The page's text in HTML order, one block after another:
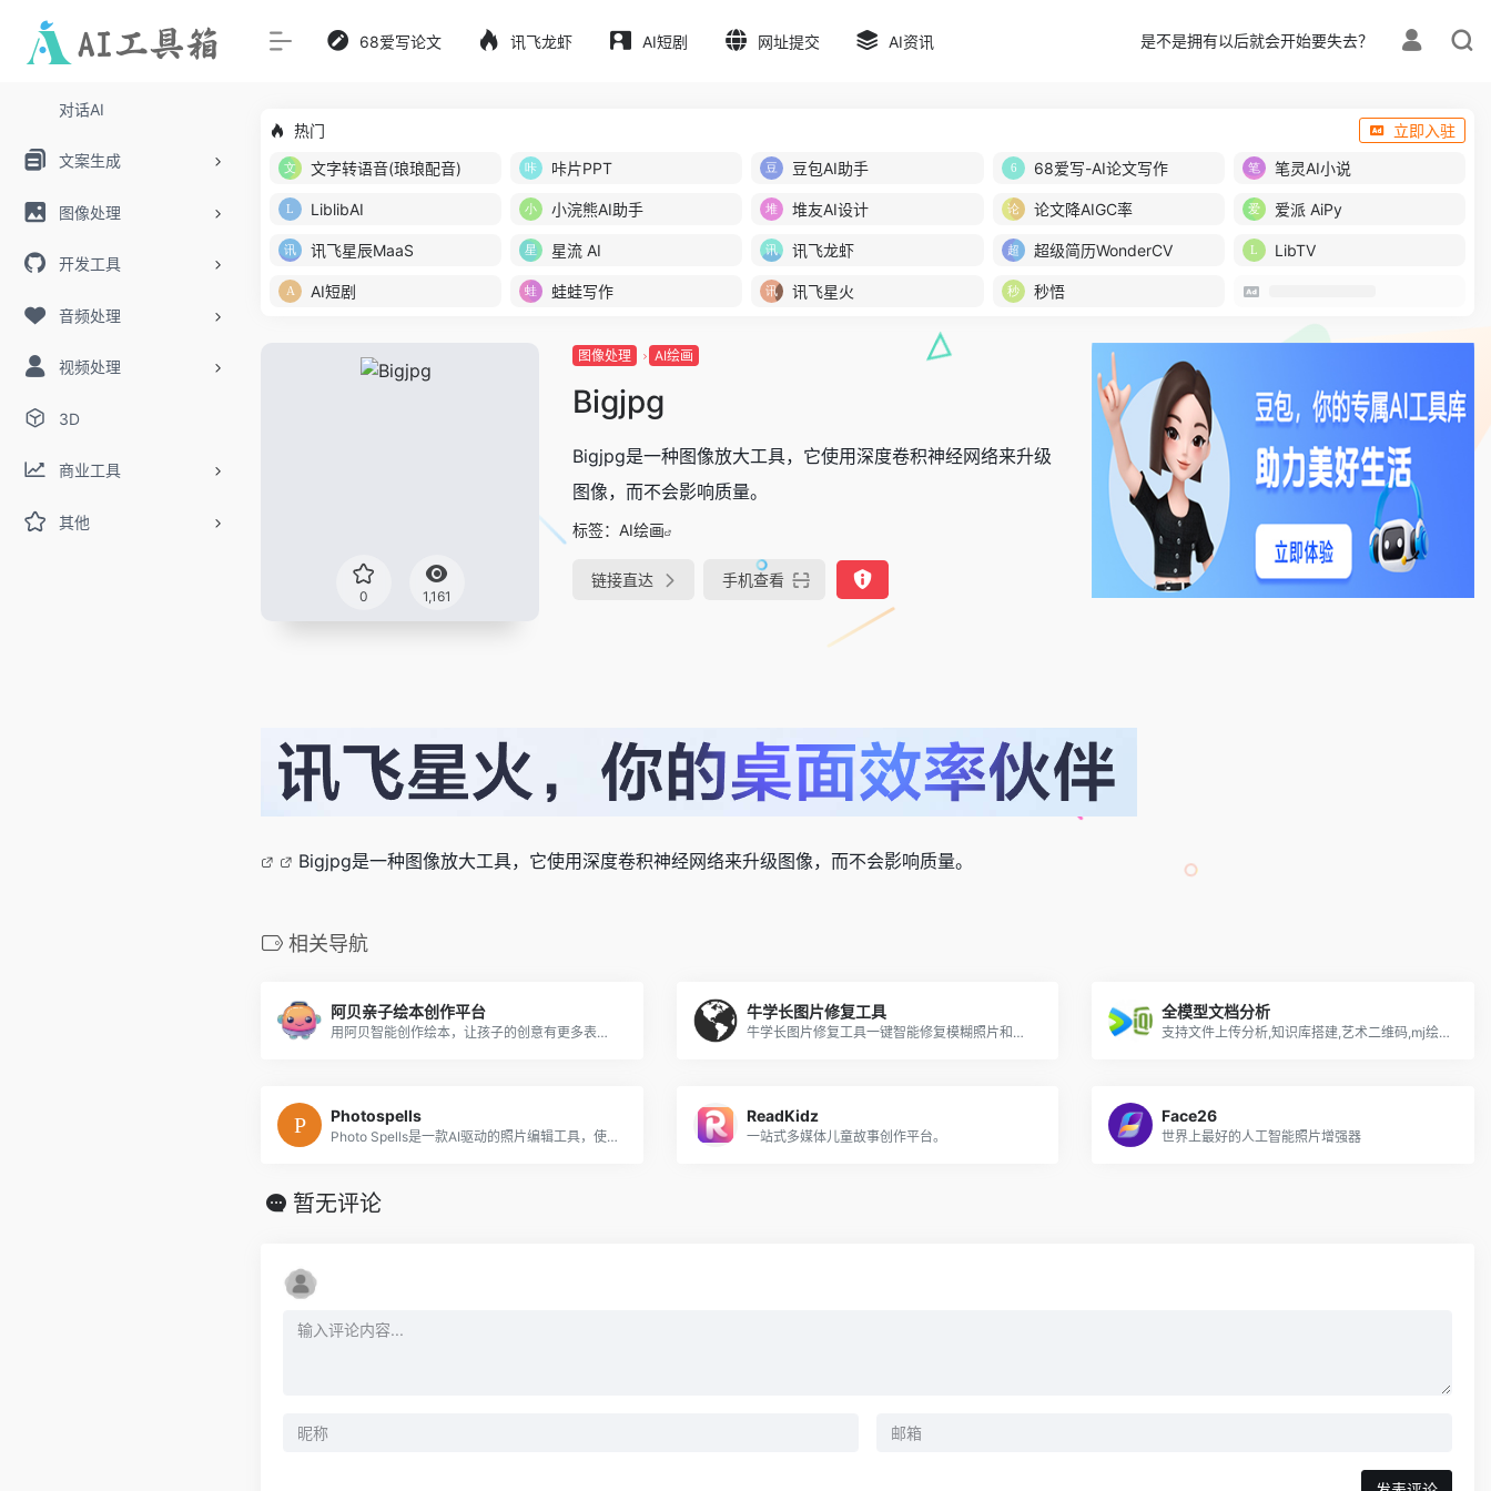
对话AI
文案生成
图像处理
开发工具
音频处理
视频处理
3D
商业工具
其他
68爱写论文 讯飞龙虾 AI短剧 网址提交 AI资讯 是不是拥有以后就会开始要失去？
热门
立即入驻
文字转语音(琅琅配音)
咔片PPT 豆包AI助手 68爱写-AI论文写作 笔灵AI小说
LiblibAI 小浣熊AI助手 堆友AI设计 论文降AIGC率 爱派 AiPy
讯飞星辰MaaS 星流 AI 讯飞龙虾 超级简历WonderCV LibTV
AI短剧 蛙蛙写作 讯飞星火 秒悟
0 1,161
图像处理 AI绘画
Bigjpg
Bigjpg是一种图像放大工具，它使用深度卷积神经网络来升级
图像，而不会影响质量。
标签： AI绘画
链接直达 手机查看
Bigjpg是一种图像放大工具，它使用深度卷积神经网络来升级图像，而不会影响质量。
相关导航
阿贝亲子绘本创作平台
用阿贝智能创作绘本，让孩子的创意有更多表现形式，让天马行空的想法更快实现；家长也可以把想讲的话在10分钟之内创作出一个绘本故事，讲给孩子听让亲子间的互动更加紧密
牛学长图片修复工具
牛学长图片修复工具一键智能修复模糊照片和破损老照片，低像素马赛克图片高清修复。
全模型文档分析
支持文件上传分析,知识库搭建,艺术二维码,mj绘画
Photospells
Photo Spells是一款AI驱动的照片编辑工具，使用户能够专业地编辑照片，而无需广泛的照片编辑知识。
ReadKidz
一站式多媒体儿童故事创作平台。
Face26
世界上最好的人工智能照片增强器
暂无评论